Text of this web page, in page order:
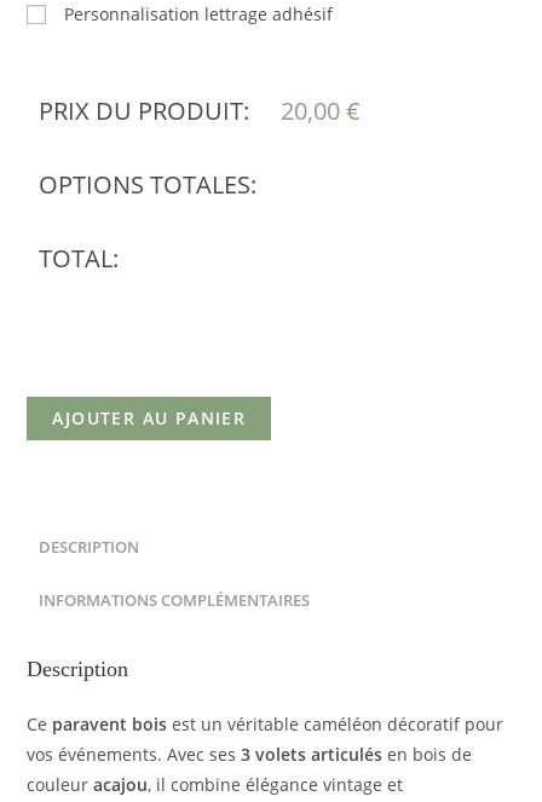
Personnalisation lettrage adhésif
PRIX DU PRODUIT: 20,00€
OPTIONS TOTALES:
TOTAL:
AJOUTER AU PANIER
DESCRIPTION
INFORMATIONS COMPLÉMENTAIRES
Description
Ce paravent boisest un véritable caméléon décoratif pour
vos événements. Avec ses3 volets articulés en bois de
couleuracajou, il combine élégance vintage et